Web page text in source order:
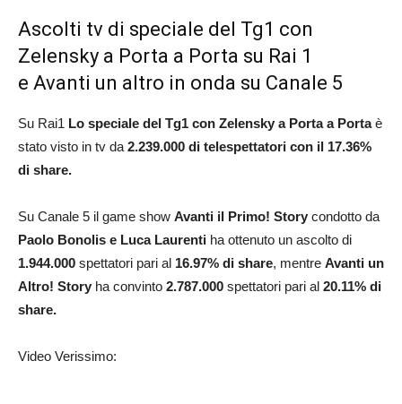
Ascolti tv di speciale del Tg1 con
Zelensky a Porta a Porta su Rai 1
e Avanti un altro in onda su Canale 5
Su Rai1 Lo speciale del Tg1 con Zelensky a Porta a Portaè
stato visto in tv da 2.239.000 di telespettatori con il 17.36%
di share.
Su Canale 5 il game show Avanti il Primo! Story condotto da
Paolo Bonolis e Luca Laurenti ha ottenuto un ascolto di
1.944.000 spettatori pari al 16.97% di share, mentre Avanti un
Altro! Story ha convinto 2.787.000 spettatori pari al 20.11% di
share.
Video Verissimo: